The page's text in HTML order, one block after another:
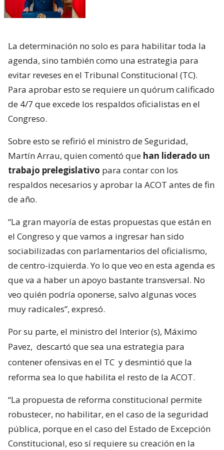
La determinación no solo es para habilitar toda la
agenda, sino también como una estrategia para
evitar reveses en el Tribunal Constitucional (TC).
Para aprobar esto se requiere un quórum calificado
de 4/7 que excede los respaldos oficialistas en el
Congreso.
Sobre esto se refirió el ministro de Seguridad,
Martín Arrau, quien comentó que han liderado un
trabajo prelegislativo para contar con los
respaldos necesarios y aprobar la ACOT antes de fin
de año.
“La gran mayoría de estas propuestas que están en
el Congreso y que vamos a ingresar han sido
sociabilizadas con parlamentarios del oficialismo,
de centro-izquierda. Yo lo que veo en esta agenda es
que va a haber un apoyo bastante transversal. No
veo quién podría oponerse, salvo algunas voces
muy radicales”, expresó.
Por su parte, el ministro del Interior (s), Máximo
Pavez, descartó que sea una estrategia para
contener ofensivas en el TC y desmintió que la
reforma sea lo que habilita el resto de la ACOT.
“La propuesta de reforma constitucional permite
robustecer, no habilitar, en el caso de la seguridad
pública, porque en el caso del Estado de Excepción
Constitucional, eso sí requiere su creación en la